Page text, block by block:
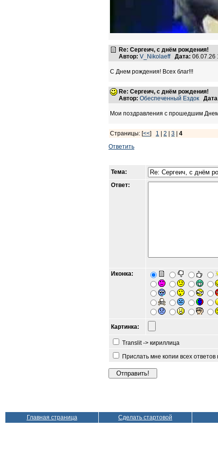
Re: Сергеич, с днём рождения!
Автор: V_Nikolaeff Дата:
С Днем рождения! Всех благ!!!
Re: Сергеич, с днём рождения!
Автор: Обеспеченный Ездок
Мои поздравления с прошедшим
Страницы: [<<] 1 2 3
4
Ответить
Тема:
Ответ:
Иконка:
Картинка:
Translit -> кириллица
Прислать мне копии всех
Главная страница Сделать стартовой